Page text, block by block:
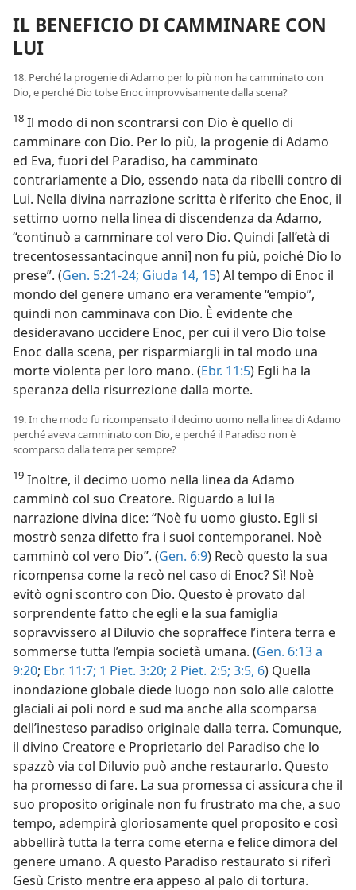
IL BENEFICIO DI CAMMINARE CON
LUI
18. Perché la progenie di Adamo per lo più non ha camminato con
Dio, e perché Dio tolse Enoc improvvisamente dalla scena?
18 Il modo di non scontrarsi con Dio è quello di
camminare con Dio. Per lo più, la progenie di Adamo
ed Eva, fuori del Paradiso, ha camminato
contrariamente a Dio, essendo nata da ribelli contro di
Lui. Nella divina narrazione scritta è riferito che Enoc, il
settimo uomo nella linea di discendenza da Adamo,
“continuò a camminare col vero Dio. Quindi [all’età di
trecentosessantacinque anni] non fu più, poiché Dio lo
prese”. (Gen. 5:21-24; Giuda 14, 15) Al tempo di Enoc il
mondo del genere umano era veramente “empio”,
quindi non camminava con Dio. È evidente che
desideravano uccidere Enoc, per cui il vero Dio tolse
Enoc dalla scena, per risparmiargli in tal modo una
morte violenta per loro mano. (Ebr. 11:5) Egli ha la
speranza della risurrezione dalla morte.
19. In che modo fu ricompensato il decimo uomo nella linea di Adamo
perché aveva camminato con Dio, e perché il Paradiso non è
scomparso dalla terra per sempre?
19 Inoltre, il decimo uomo nella linea da Adamo
camminò col suo Creatore. Riguardo a lui la
narrazione divina dice: “Noè fu uomo giusto. Egli si
mostrò senza difetto fra i suoi contemporanei. Noè
camminò col vero Dio”. (Gen. 6:9) Recò questo la sua
ricompensa come la recò nel caso di Enoc? Sì! Noè
evitò ogni scontro con Dio. Questo è provato dal
sorprendente fatto che egli e la sua famiglia
sopravvissero al Diluvio che sopraffece l’intera terra e
sommerse tutta l’empia società umana. (Gen. 6:13 a
9:20; Ebr. 11:7; 1 Piet. 3:20; 2 Piet. 2:5; 3:5, 6) Quella
inondazione globale diede luogo non solo alle calotte
glaciali ai poli nord e sud ma anche alla scomparsa
dell’inesteso paradiso originale dalla terra. Comunque,
il divino Creatore e Proprietario del Paradiso che lo
spazzò via col Diluvio può anche restaurarlo. Questo
ha promesso di fare. La sua promessa ci assicura che il
suo proposito originale non fu frustrato ma che, a suo
tempo, adempirà gloriosamente quel proposito e così
abbellirà tutta la terra come eterna e felice dimora del
genere umano. A questo Paradiso restaurato si riferì
Gesù Cristo mentre era appeso al palo di tortura.